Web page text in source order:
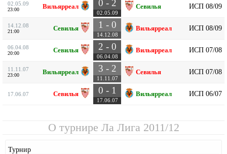
02.05.09
23:00 Вильярреал 0 - 2
02.05.09
Севилья ИСП 08/09
14.12.08
21:00 Севилья 1 - 0
14.12.08
Вильярреал ИСП 08/09
06.04.08
20:00 Севилья 2 - 0
06.04.08
Вильярреал ИСП 07/08
11.11.07
23:00 Вильярреал 3 - 2
11.11.07
Севилья ИСП 07/08
17.06.07 Севилья 0 - 1
17.06.07
Вильярреал ИСП 06/07
О турнире Ла Лига 2011/12
Турнир